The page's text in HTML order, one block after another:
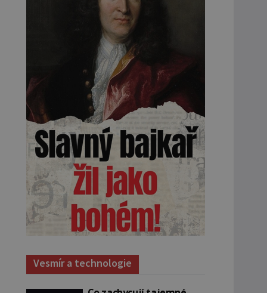
Vesmír a technologie